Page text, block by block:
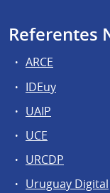
Referentes
ARCE
IDEuy
UAIP
UCE
URCDP
Uruguay Digital